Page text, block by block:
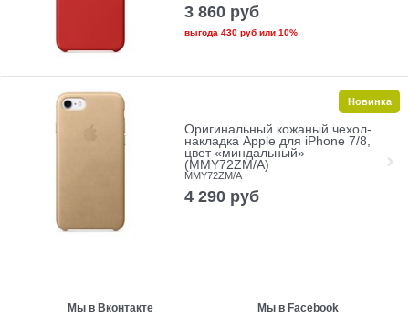
3 860 руб
выгода 430 рубили 10%
Оригинальный кожаный чехол-
накладка Apple для iPhone 7/8,
цвет «миндальный»
(MMY72ZM/A)
MMY72ZM/A
4 290 руб
Новинка
Мы в Вконтакте Мы в Facebook